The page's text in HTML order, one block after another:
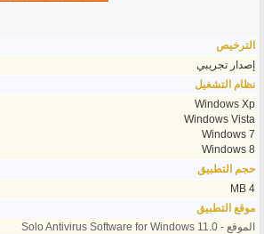
الترخيص
إصدار تجريبي
نظام التشغيل
Windows Xp
Windows Vista
Windows 7
Windows 8
حجم التطبيق
4 MB
موقع التطبيق
الموقع - Solo Antivirus Software for Windows 11.0